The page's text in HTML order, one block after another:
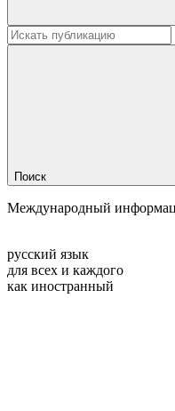
Поиск
Международный
русский язык
для всех и каждого
как иностранный